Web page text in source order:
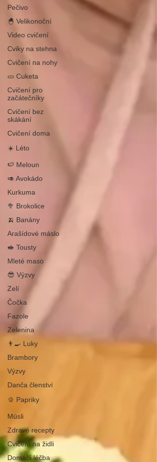
Pečivo
🐣 Velikonoční
Video cvičení
Cviky na stehna
Cvičení na nohy
🥒 Cuketa
Cvičení pro
začátečníky
Cvičení bez
skákání
Cvičení doma
☀️ Léto
🍉 Meloun
🥑 Avokádo
Kurkuma
🥦 Brokolice
🍌 Banány
Arašídové máslo
🥪 Tousty
Mleté maso
😎 Výzvy
Zelí
Čočka
Fazole
Zelenina
👨‍🍳 Luky
Brambory
Výzvy
Danča členství
🫑 Papriky
Müsli
Zdravé recepty
Cvičení na židli
Domácí léčba